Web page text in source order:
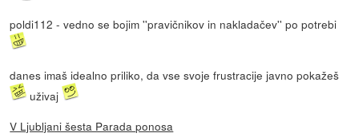
poldi112 - vedno se bojim ''pravičnikov in nakladačev'' po potrebi
danes imaš idealno priliko, da vse svoje frustracije javno pokažeš
uživaj
V Ljubljani šesta Parada ponosa